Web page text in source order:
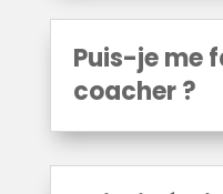
Puis-je me
coacher ?